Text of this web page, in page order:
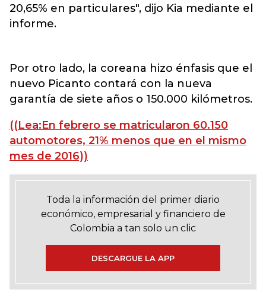
20,65% en particulares", dijo Kia mediante el
informe.
Por otro lado, la coreana hizo énfasis que el
nuevo Picanto contará con la nueva
garantía de siete años o 150.000 kilómetros.
((Lea:En febrero se matricularon 60.150
automotores, 21% menos que en el mismo
mes de 2016))
Toda la información del primer diario
económico, empresarial y financiero de
Colombia a tan solo un clic
DESCARGUE LA APP